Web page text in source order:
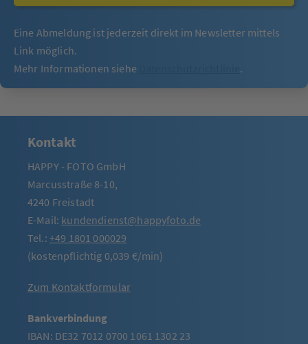
Eine Abmeldung ist jederzeit direkt im Newsletter mittels
Link möglich.
Mehr Informationen siehe
.
Kontakt
HAPPY - FOTO GmbH
Marcusstraße 8-10,
4240 Freistadt
E-Mail: kundendienst@happyfoto.de
Tel.: +49 1801 000029
(kostenpflichtig 0,039 €/min)
Zum Kontaktformular
Bankverbindung
IBAN: DE32 7012 0700 1061 1302 23